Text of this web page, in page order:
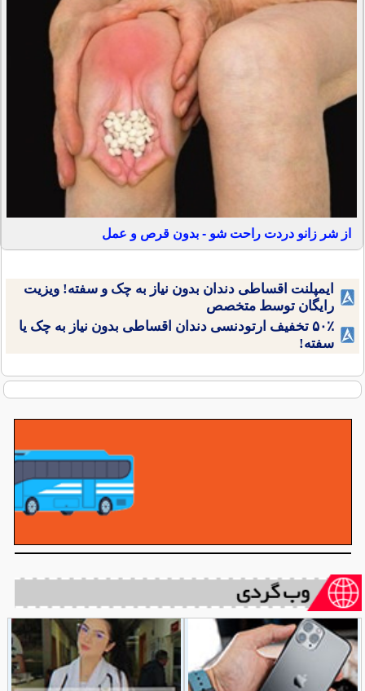
از شر زانو دردت راحت شو - بدون قرص و عمل
ایمپلنت اقساطی دندان بدون نیاز به چک و سفته! ویزیت
رایگان توسط متخصص
۵۰٪ تخفیف ارتودنسی دندان اقساطی بدون نیاز به چک یا
سفته!